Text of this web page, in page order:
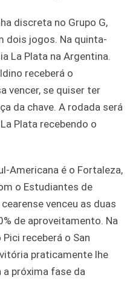
discreta no Grupo G,
dois jogos. Na quinta-
La Plata na Argentina.
receberá o
vencer, se quiser ter
da chave. A rodada será
Plata recebendo o
Americana é o Fortaleza,
o Estudiantes de
venceu as duas
de aproveitamento. Na
receberá o San
praticamente lhe
próxima fase da